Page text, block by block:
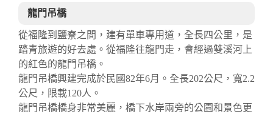
龍門吊橋
從福隆到鹽寮之間，建有單車專用道，全長四公里，是
踏青旅遊的好去處。從福隆往龍門走，會經過雙溪河上
的紅色的龍門吊橋。
龍門吊橋興建完成於民國82年6月。全長202公尺，寬2.2
公尺，限載120人。
龍門吊橋橋身非常美麗，橋下水岸兩旁的公園和景色更